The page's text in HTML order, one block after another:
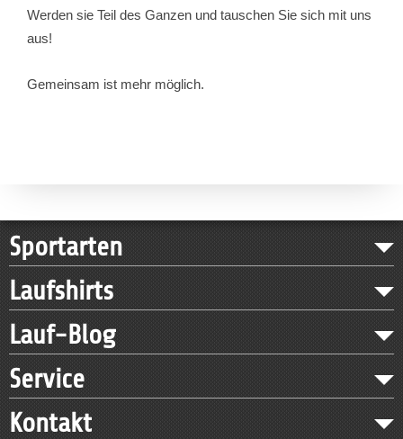
Werden sie Teil des Ganzen und tauschen Sie sich mit uns
aus!
Gemeinsam ist mehr möglich.
Sportarten
Laufshirts
Lauf-Blog
Service
Kontakt